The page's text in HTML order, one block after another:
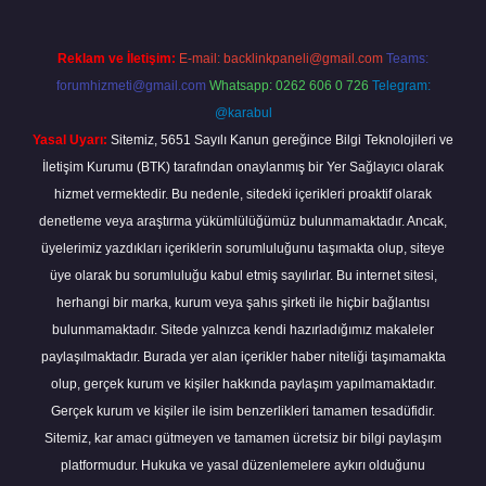
Reklam ve İletişim: E-mail: backlinkpaneli@gmail.com Teams:
forumhizmeti@gmail.com Whatsapp: 0262 606 0 726 Telegram:
@karabul
Yasal Uyarı: Sitemiz, 5651 Sayılı Kanun gereğince Bilgi Teknolojileri ve
İletişim Kurumu (BTK) tarafından onaylanmış bir Yer Sağlayıcı olarak
hizmet vermektedir. Bu nedenle, sitedeki içerikleri proaktif olarak
denetleme veya araştırma yükümlülüğümüz bulunmamaktadır. Ancak,
üyelerimiz yazdıkları içeriklerin sorumluluğunu taşımakta olup, siteye
üye olarak bu sorumluluğu kabul etmiş sayılırlar. Bu internet sitesi,
herhangi bir marka, kurum veya şahıs şirketi ile hiçbir bağlantısı
bulunmamaktadır. Sitede yalnızca kendi hazırladığımız makaleler
paylaşılmaktadır. Burada yer alan içerikler haber niteliği taşımamakta
olup, gerçek kurum ve kişiler hakkında paylaşım yapılmamaktadır.
Gerçek kurum ve kişiler ile isim benzerlikleri tamamen tesadüfidir.
Sitemiz, kar amacı gütmeyen ve tamamen ücretsiz bir bilgi paylaşım
platformudur. Hukuka ve yasal düzenlemelere aykırı olduğunu